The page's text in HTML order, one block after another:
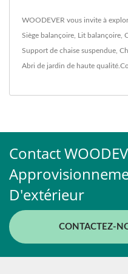
WOODEVER vous invite à
Siège balançoire Lit balançoire
Support de chaise suspendue
Abri de jardin de haute qualité.
Contact
D'extérieur
CONTACTEZ-